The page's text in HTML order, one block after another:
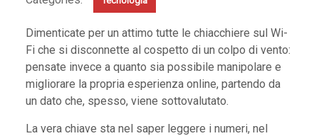
Dimenticate per un attimo tutte le chiacchiere sul Wi-
Fi che si disconnette al cospetto di un colpo di vento:
pensate invece a quanto sia possibile manipolare e
migliorare la propria esperienza online, partendo da
un dato che, spesso, viene sottovalutato.
La vera chiave sta nel saper leggere i numeri, nel